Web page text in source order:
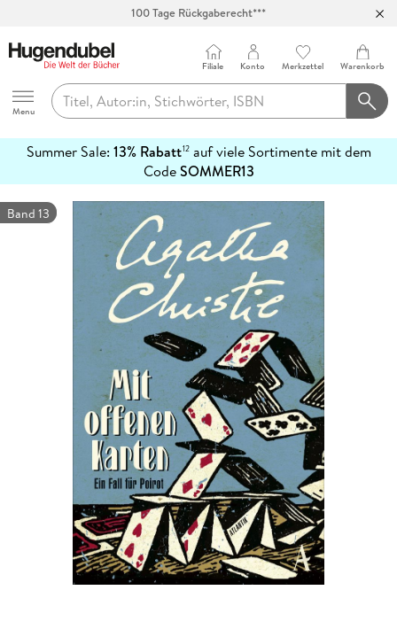
100 Tage Rückgaberecht***
Hugendubel
Menu
Filiale Konto Merkzettel Warenkorb
Summer Sale: 13% Rabatt12auf viele Sortimente mit dem
CodeSOMMER13
erfahren
Band 13